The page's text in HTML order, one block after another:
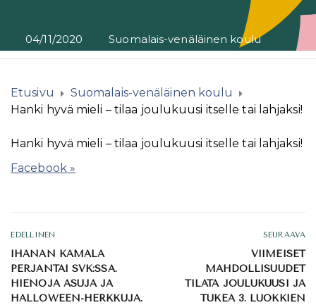
04/11/2020 Suomalais-venäläinen koulu
Etusivu
Suomalais-venäläinen koulu
Hanki hyvä mieli – tilaa joulukuusi itselle tai lahjaksi!
Hanki hyvä mieli – tilaa joulukuusi itselle tai lahjaksi!
Facebook »
EDELLINEN
IHANAN KAMALA
PERJANTAI SVK:SSA.
HIENOJA ASUJA JA
HALLOWEEN-HERKKUJA.
SEURAAVA
VIIMEISET
MAHDOLLISUUDET
TILATA JOULUKUUSI JA
TUKEA 3. LUOKKIEN